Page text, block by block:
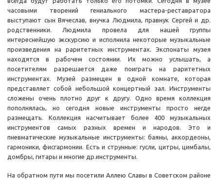
часовыми творений гениального мастера-реставратора
выступают сын Вячеслав, внучка Людмила, правнук Сергей и др.
родственники. Людмила провела для нашей группы
интереснейшую экскурсию и исполнила некоторые музыкальные
произведения на раритетных инструментах. Экспонаты музея
находятся в рабочем состоянии. Их можно услышать, а
посетителям разрешается даже поиграть на раритетных
инструментах. Музей размещен в одной комнате, которая
представляет собой небольшой концертный зал. Инструменты
сложены очень плотно друг к другу. Одно время коллекция
пополнялась, но сегодня новые инструменты просто негде
размещать. Коллекция насчитывает более 400 музыкальных
инструментов самых разных времен и народов. Это и
пневматические музыкальные инструменты: баяны, аккордеоны,
гармоники, фисгармонии. Есть и струнные: гусли, цитры, цимбалы,
домбры, гитары и многие др.инструменты.
На обратном пути мы посетили Аллею Славы в Советском районе